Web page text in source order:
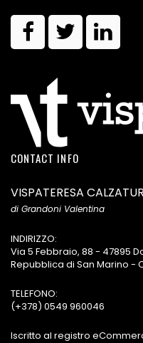
CONTACT INFO
VISPATERESA
di Grandoni Valentina
INDIRIZZO:
Via 5 Febbraio, 88 - 47895
Repubblica di San Marino -
TELEFONO:
(+378) 0549 960046
Iscritto al registro